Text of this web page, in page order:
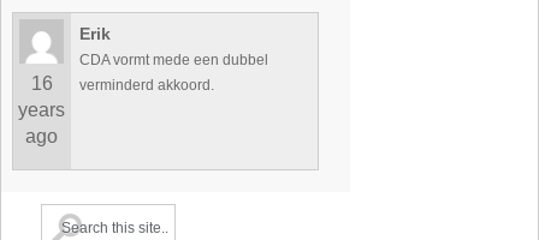
16
years
ago
Erik
CDA vormt mede een dubbel
verminderd akkoord.